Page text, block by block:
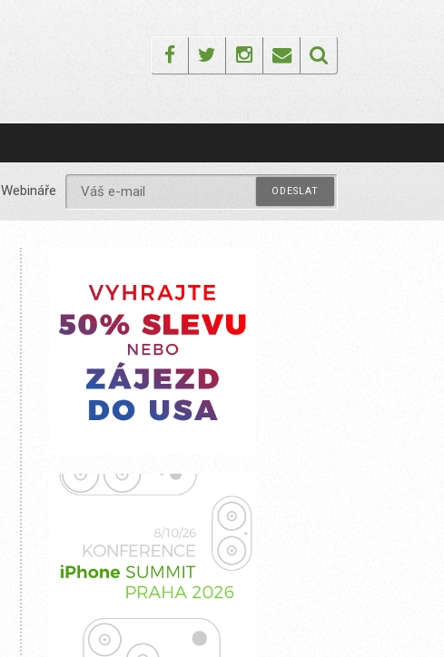
FacebookTwitterInstagram
Email
Webináře